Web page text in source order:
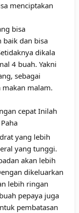
menciptakan
bisa
baik dan bisa
dikala
4 buah. Yakni
sebagai
malam.
yang lebih
yang tunggi.
akan lebih
dikeluarkan
lebih ringan
pepaya juga
pembatasan